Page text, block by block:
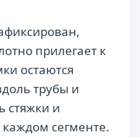
прилегает к
остаются
трубы и
стяжки и
сегменте.